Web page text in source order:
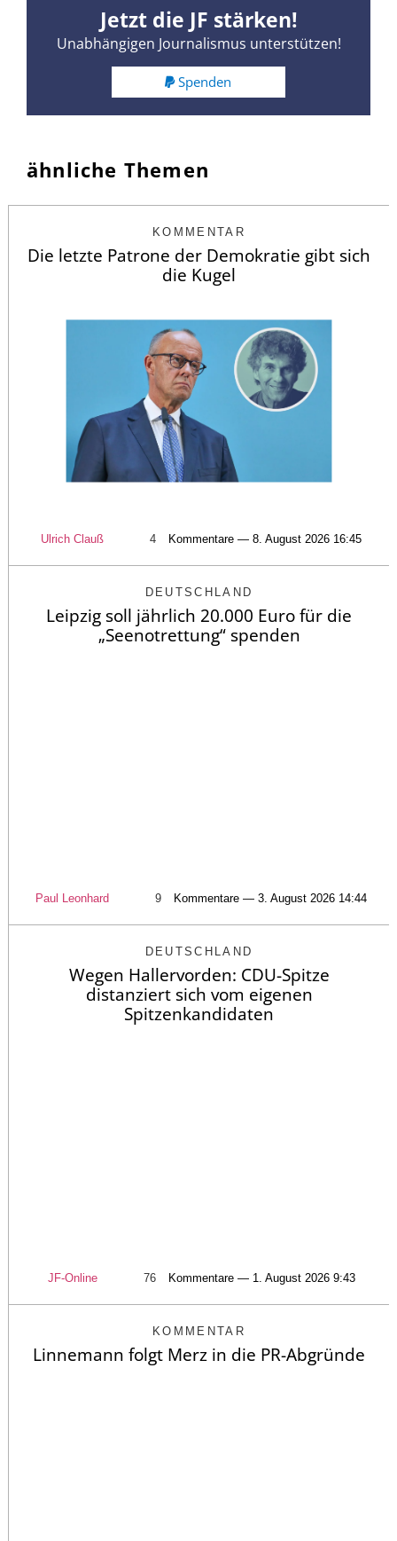
Jetzt die JF stärken!
Unabhängigen Journalismus unterstützen!
Spenden
ähnliche Themen
KOMMENTAR
Die letzte Patrone der Demokratie gibt sich
die Kugel
Ulrich Clauß 4 Kommentare — 8. August 2026 16:45
DEUTSCHLAND
Leipzig soll jährlich 20.000 Euro für die
„Seenotrettung“ spenden
Paul Leonhard 9 Kommentare — 3. August 2026 14:44
DEUTSCHLAND
Wegen Hallervorden: CDU-Spitze
distanziert sich vom eigenen
Spitzenkandidaten
JF-Online 76 Kommentare — 1. August 2026 9:43
KOMMENTAR
Linnemann folgt Merz in die PR-Abgründe